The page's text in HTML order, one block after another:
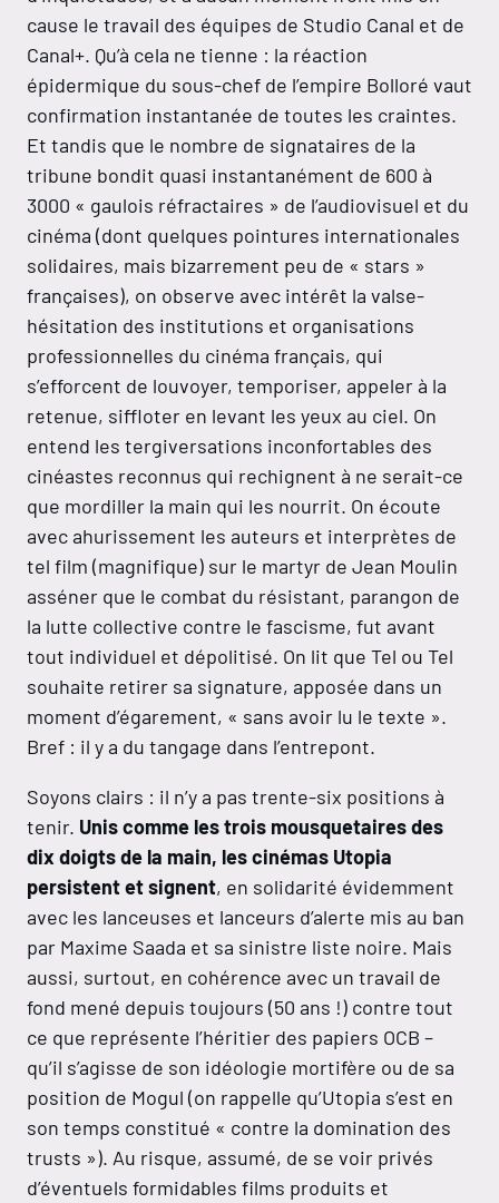
cause le travail des équipes de Studio Canal et de
Canal+. Qu’à cela ne tienne : la réaction
épidermique du sous-chef de l’empire Bolloré vaut
confirmation instantanée de toutes les craintes.
Et tandis que le nombre de signataires de la
tribune bondit quasi instantanément de 600 à
3000 « gaulois réfractaires » de l’audiovisuel et du
cinéma (dont quelques pointures internationales
solidaires, mais bizarrement peu de « stars »
françaises), on observe avec intérêt la valse-
hésitation des institutions et organisations
professionnelles du cinéma français, qui
s’efforcent de louvoyer, temporiser, appeler à la
retenue, siffloter en levant les yeux au ciel. On
entend les tergiversations inconfortables des
cinéastes reconnus qui rechignent à ne serait-ce
que mordiller la main qui les nourrit. On écoute
avec ahurissement les auteurs et interprètes de
tel film (magnifique) sur le martyr de Jean Moulin
asséner que le combat du résistant, parangon de
la lutte collective contre le fascisme, fut avant
tout individuel et dépolitisé. On lit que Tel ou Tel
souhaite retirer sa signature, apposée dans un
moment d’égarement, « sans avoir lu le texte ».
Bref : il y a du tangage dans l’entrepont.
Soyons clairs : il n’y a pas trente-six positions à
tenir. Unis comme les trois mousquetaires des
dix doigts de la main, les cinémas Utopia
persistent et signent, en solidarité évidemment
avec les lanceuses et lanceurs d’alerte mis au ban
par Maxime Saada et sa sinistre liste noire. Mais
aussi, surtout, en cohérence avec un travail de
fond mené depuis toujours (50 ans !) contre tout
ce que représente l’héritier des papiers OCB –
qu’il s’agisse de son idéologie mortifère ou de sa
position de Mogul (on rappelle qu’Utopia s’est en
son temps constitué « contre la domination des
trusts »). Au risque, assumé, de se voir privés
d’éventuels formidables films produits et